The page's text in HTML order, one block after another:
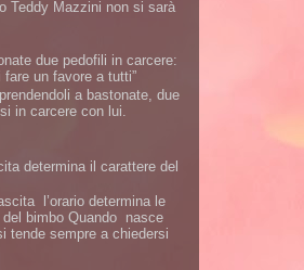
Teddy Mazzini non si sarà
due pedofili in carcere:
fare un favore a tutti”
a bastonate, due
in carcere con lui.
determina il carattere del
l’orario determina le
bimbo Quando nasce
tende sempre a chiedersi